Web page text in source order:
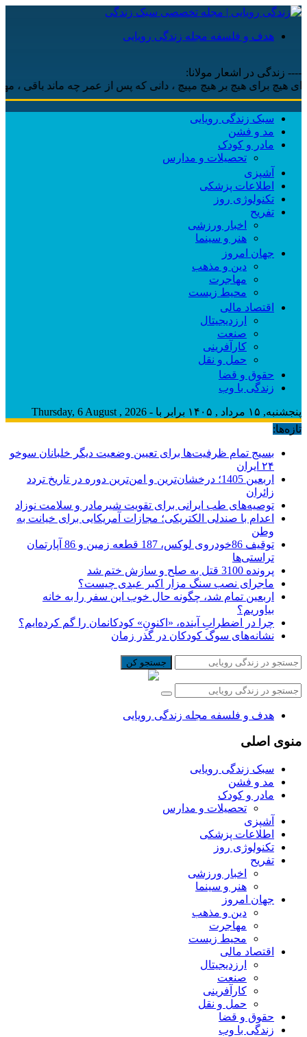
هدف و فلسفه مجله زندگی رویایی
---- زندگی در اشعار مولانا:
برای هیچ بر هیچ مپیچ ، دانی که پس از عمر چه ماند باقی ، مهر
سبک زندگی رویایی
مد و فشن
مادر و کودک
تحصیلات و مدارس
آشپزی
اطلاعات پزشکی
تکنولوژی روز
تفریح
اخبار ورزشی
هنر و سینما
جهان امروز
دین و مذهب
مهاجرت
محیط زیست
اقتصاد مالی
ارزدیجیتال
صنعت
کارآفرینی
حمل و نقل
حقوق و قضا
زندگی با وب
پنجشنبه, ۱۵ مرداد , ۱۴۰۵ برابر با - Thursday, 6 August , 2026
تازه‌ها:
بسیج تمام ظرفیت‌ها برای تعیین وضعیت دیگر خلبانان سوخو
۲۴ ایران
اربعین 1405؛ درخشان‌ترین و امن‌ترین دوره در تاریخ تردد
زائران
توصیه‌های طب ایرانی برای تقویت شیرمادر و سلامت نوزاد
اعدام با صندلی الکتریکی؛ مجازات آمریکایی برای خیانت به
وطن
توقیف 86خودروی لوکس، 187 قطعه زمین و 86 آپارتمان
تراستی‌ها
پرونده 3100 قتل به صلح و سازش ختم شد
ماجرای نصب سنگ مزار اکبر عبدی چیست؟
اربعین تمام شد، چگونه حال خوب این سفر را به خانه
بیاوریم؟
چرا در اضطرابِ آینده، «اکنونِ» کودکانمان را گم کرده‌ایم؟
نشانه‌های سوگ کودکان در گذر زمان
جستجو کن
هدف و فلسفه مجله زندگی رویایی
منوی اصلی
سبک زندگی رویایی
مد و فشن
مادر و کودک
تحصیلات و مدارس
آشپزی
اطلاعات پزشکی
تکنولوژی روز
تفریح
اخبار ورزشی
هنر و سینما
جهان امروز
دین و مذهب
مهاجرت
محیط زیست
اقتصاد مالی
ارزدیجیتال
صنعت
کارآفرینی
حمل و نقل
حقوق و قضا
زندگی با وب